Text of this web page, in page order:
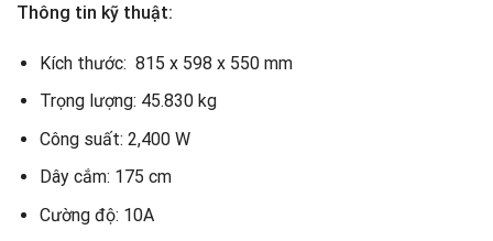
Thông tin kỹ thuật:
Kích thước: 815 x 598 x 550 mm
Trọng lượng: 45.830 kg
Công suất: 2,400 W
Dây cắm: 175 cm
Cường độ: 10A